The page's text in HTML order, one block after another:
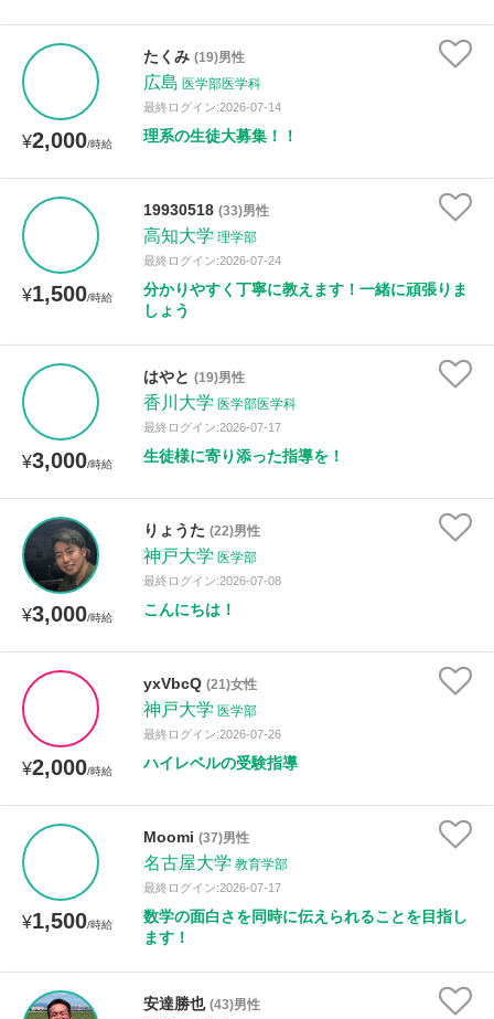
¥2,000/時給
たくみ (19)男性
広島 医学部医学科
最終ログイン:2026-07-14
理系の生徒大募集！！
¥1,500/時給
19930518 (33)男性
高知大学 理学部
最終ログイン:2026-07-24
分かりやすく丁寧に教えます！一緒に頑張りま
しょう
¥3,000/時給
はやと (19)男性
香川大学 医学部医学科
最終ログイン:2026-07-17
生徒様に寄り添った指導を！
¥3,000/時給
りょうた (22)男性
神戸大学 医学部
最終ログイン:2026-07-08
こんにちは！
¥2,000/時給
yxVbcQ (21)女性
神戸大学 医学部
最終ログイン:2026-07-26
ハイレベルの受験指導
¥1,500/時給
Moomi (37)男性
名古屋大学 教育学部
最終ログイン:2026-07-17
数学の面白さを同時に伝えられることを目指し
ます！
安達勝也 (43)男性